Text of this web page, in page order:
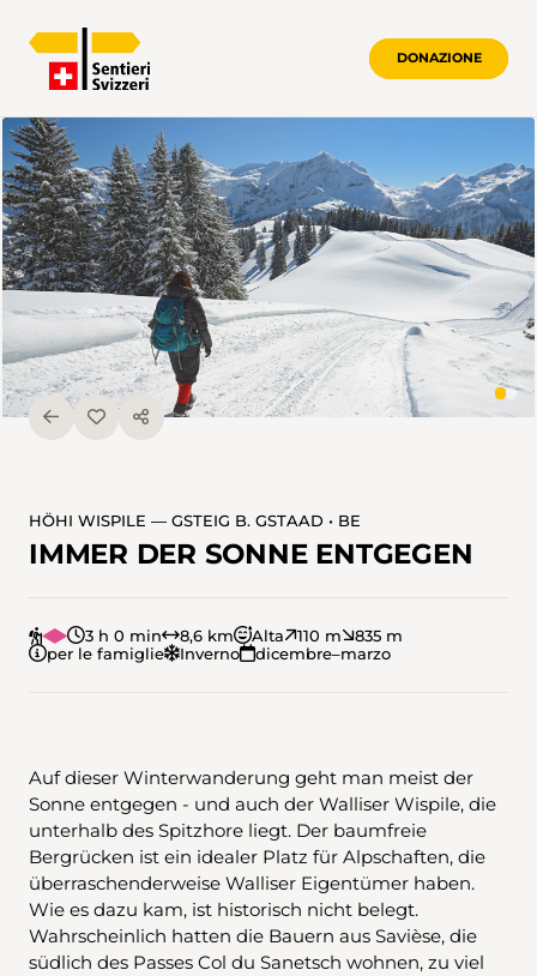
DONAZIONE
HÖHI WISPILE — GSTEIG B. GSTAAD • BE
IMMER DER SONNE ENTGEGEN
3 h 0 min 8,6 km Alta 110 m
835 m
per le famiglie
Inverno dicembre–marzo
Auf dieser Winterwanderung geht man meist der
Sonne entgegen - und auch der Walliser Wispile, die
unterhalb des Spitzhore liegt. Der baumfreie
Bergrücken ist ein idealer Platz für Alpschaften, die
überraschenderweise Walliser Eigentümer haben.
Wie es dazu kam, ist historisch nicht belegt.
Wahrscheinlich hatten die Bauern aus Savièse, die
südlich des Passes Col du Sanetsch wohnen, zu viel